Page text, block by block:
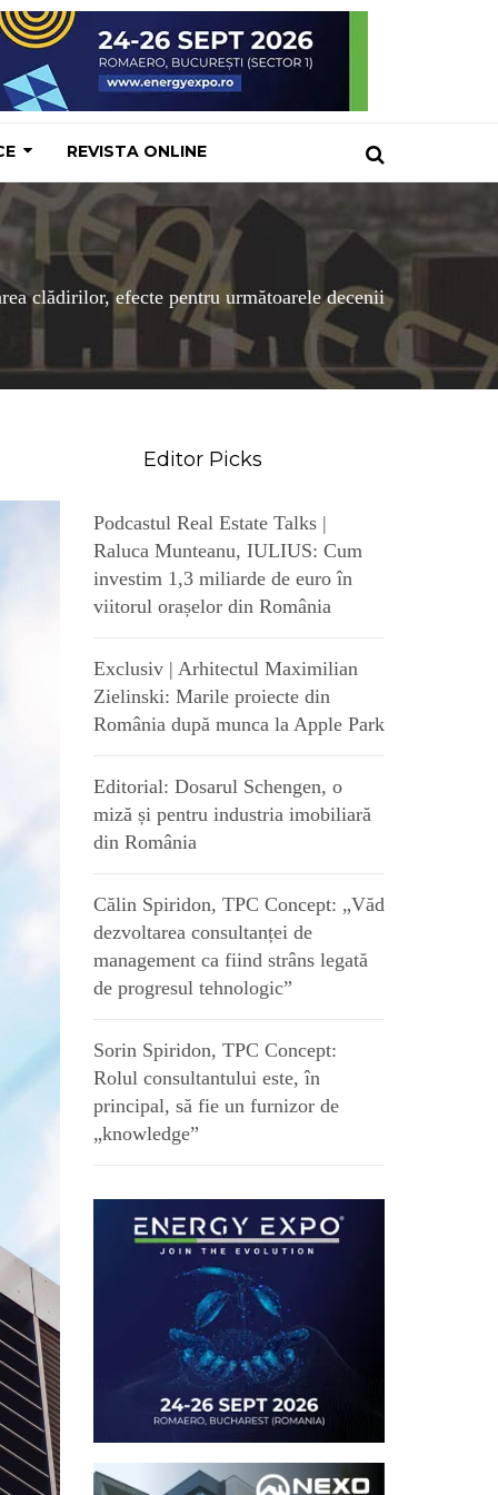
REVISTA ONLINE
clădirilor, efecte pentru următoarele decenii
Editor Picks
Podcastul Real Estate Talks |
Raluca Munteanu, IULIUS: Cum
investim 1,3 miliarde de euro în
viitorul orașelor din România
Exclusiv | Arhitectul Maximilian
Zielinski: Marile proiecte din
România după munca la Apple Park
Editorial: Dosarul Schengen, o
miză și pentru industria imobiliară
din România
Călin Spiridon, TPC Concept: „Văd
dezvoltarea consultanței de
management ca fiind strâns legată
de progresul tehnologic”
Sorin Spiridon, TPC Concept:
Rolul consultantului este, în
principal, să fie un furnizor de
„knowledge”